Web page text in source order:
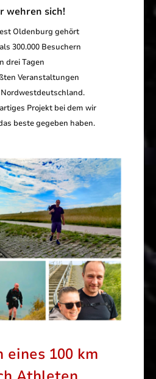
wehren sich!
Oldenburg gehört
300.000 Besuchern
drei Tagen
Veranstaltungen
Projekt bei dem wir
beste gegeben haben.
eines 100 km